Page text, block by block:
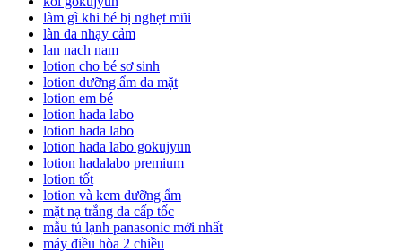
làm gì khi bé bị nghẹt mũi
làn da nhạy cảm
lan nach nam
lotion cho bé sơ sinh
lotion dưỡng ẩm da mặt
lotion em bé
lotion hada labo
lotion hada labo
lotion hada labo gokujyun
lotion hadalabo premium
lotion tốt
lotion và kem dưỡng ẩm
mặt nạ trắng da cấp tốc
mẫu tủ lạnh panasonic mới nhất
máy điều hòa 2 chiều